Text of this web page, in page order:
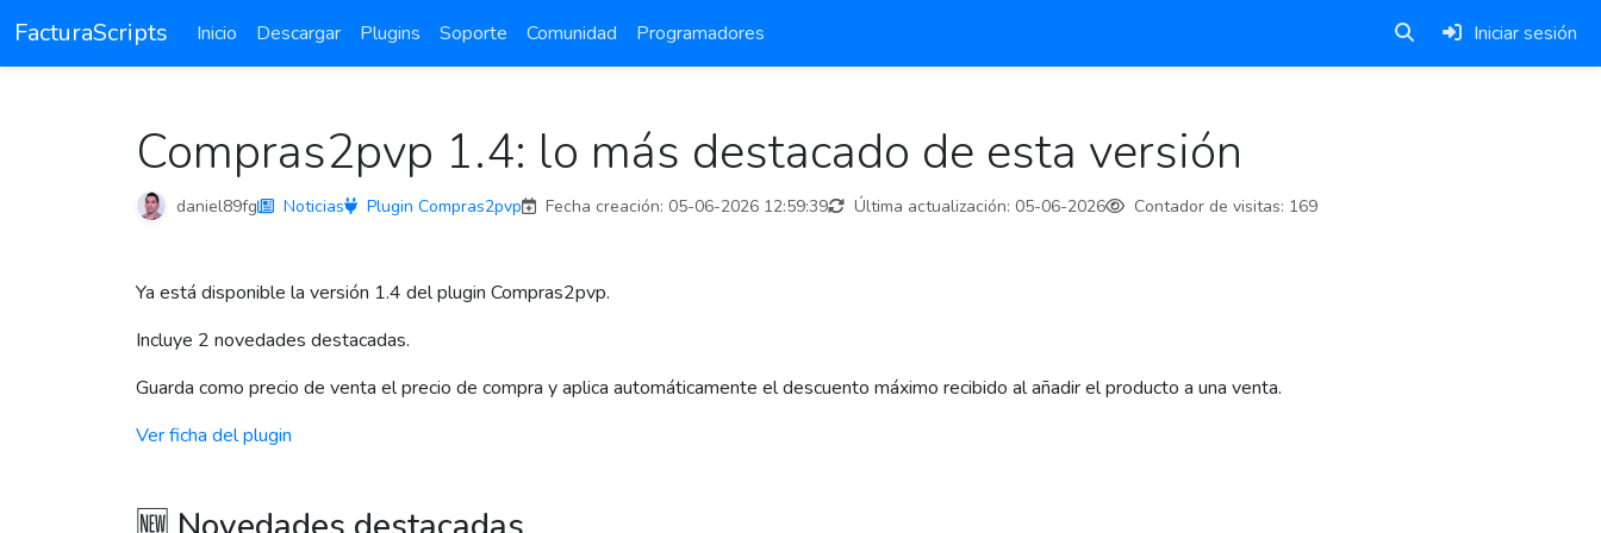
FacturaScripts Inicio Descargar Plugins Soporte Comunidad Programadores Iniciar sesión
Compras2pvp 1.4: lo más destacado de esta versión
daniel89fg Noticias Plugin Compras2pvp Fecha creación: 05-06-2026 12:59:39 Última actualización: 05-06-2026 Contador de visitas: 169
Ya está disponible la versión 1.4 del plugin Compras2pvp.
Incluye 2 novedades destacadas.
Guarda como precio de venta el precio de compra y aplica automáticamente el descuento máximo recibido al añadir el producto a una venta.
Ver ficha del plugin